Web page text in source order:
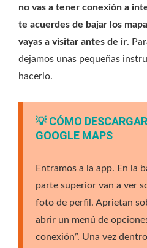
no vas a tener conexión a
te acuerdes de bajar los
vayas a visitar antes de ir.
dejamos unas pequeñas
hacerlo.
💡 CÓMO
GOOGLE MAPS
Entramos a la app. En la
parte superior van a ver
foto de perfil. Aprietan
abrir un menú de
conexión”. Una vez